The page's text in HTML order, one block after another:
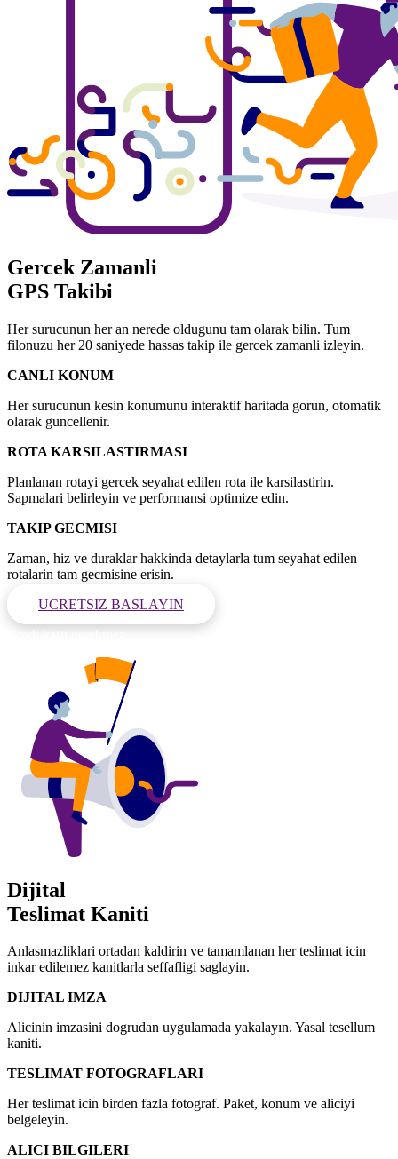
Gercek Zamanli
GPS Takibi
Her surucunun her an nerede oldugunu tam olarak bilin. Tum
filonuzu her 20 saniyede hassas takip ile gercek zamanli izleyin.
CANLI KONUM
Her surucunun kesin konumunu interaktif haritada gorun, otomatik
olarak guncellenir.
ROTA KARSILASTIRMASI
Planlanan rotayi gercek seyahat edilen rota ile karsilastirin.
Sapmalari belirleyin ve performansi optimize edin.
TAKIP GECMISI
Zaman, hiz ve duraklar hakkinda detaylarla tum seyahat edilen
rotalarin tam gecmisine erisin.
UCRETSIZ BASLAYIN
Dijital
Teslimat Kaniti
Anlasmazliklari ortadan kaldirin ve tamamlanan her teslimat icin
inkar edilemez kanitlarla seffafligi saglayin.
DIJITAL IMZA
Alicinin imzasini dogrudan uygulamada yakalayın. Yasal tesellum
kaniti.
TESLIMAT FOTOGRAFLARI
Her teslimat icin birden fazla fotograf. Paket, konum ve aliciyi
belgeleyin.
ALICI BILGILERI